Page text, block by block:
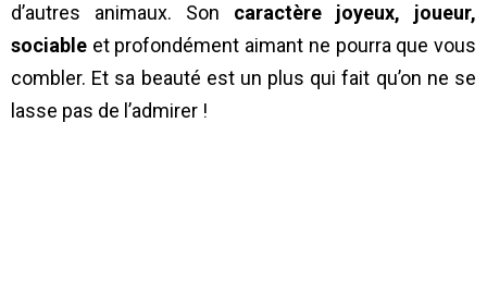
d’autres animaux. Son caractère joyeux, joueur,
sociable et profondément aimant ne pourra que vous
combler. Et sa beauté est un plus qui fait qu’on ne se
lasse pas de l’admirer !